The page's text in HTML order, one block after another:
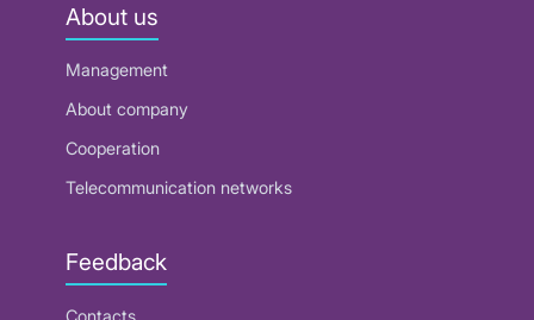
About us
Management
About company
Cooperation
Telecommunication networks
Feedback
Contacts